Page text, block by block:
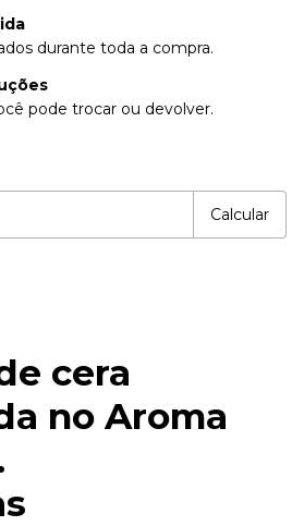
durante toda a compra.
pode trocar ou devolver.
Calcular
cera
no Aroma